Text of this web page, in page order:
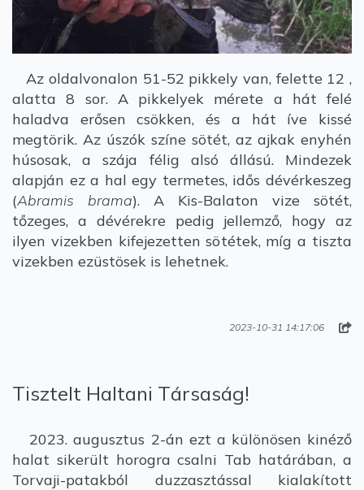
Az oldalvonalon 51-52 pikkely van, felette 12 ,
alatta 8 sor. A pikkelyek mérete a hát felé
haladva erősen csökken, és a hát íve kissé
megtörik. Az úszók színe sötét, az ajkak enyhén
húsosak, a szája félig alsó állású. Mindezek
alapján ez a hal egy termetes, idős dévérkeszeg
(Abramis brama). A Kis-Balaton vize sötét,
tőzeges, a dévérekre pedig jellemző, hogy az
ilyen vizekben kifejezetten sötétek, míg a tiszta
vizekben ezüstösek is lehetnek.
2023-10-31 14:17:06
Tisztelt Haltani Társaság!
2023. augusztus 2-án ezt a különösen kinéző
halat sikerült horogra csalni Tab határában, a
Torvaji-patakból duzzasztással kialakított